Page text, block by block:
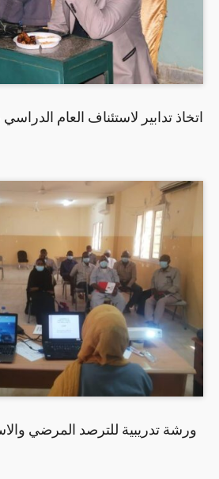
اتخاذ تدابير لاستئناف العام
ورشة تدريبية للترصد المرضي